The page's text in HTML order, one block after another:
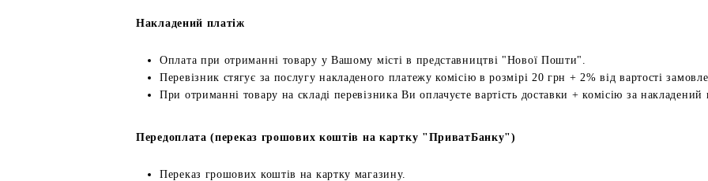
Накладений платіж
Оплата при отриманні товару у Вашому місті в представництві "Нової Пошти".
Перевізник стягує за послугу накладеного платежу комісію в розмірі 20 грн + 2% від вартості
При отриманні товару на складі перевізника Ви оплачуєте вартість доставки + комісію за накладений
Передоплата (переказ грошових коштів на картку "ПриватБанку")
Переказ грошових коштів на картку магазину.